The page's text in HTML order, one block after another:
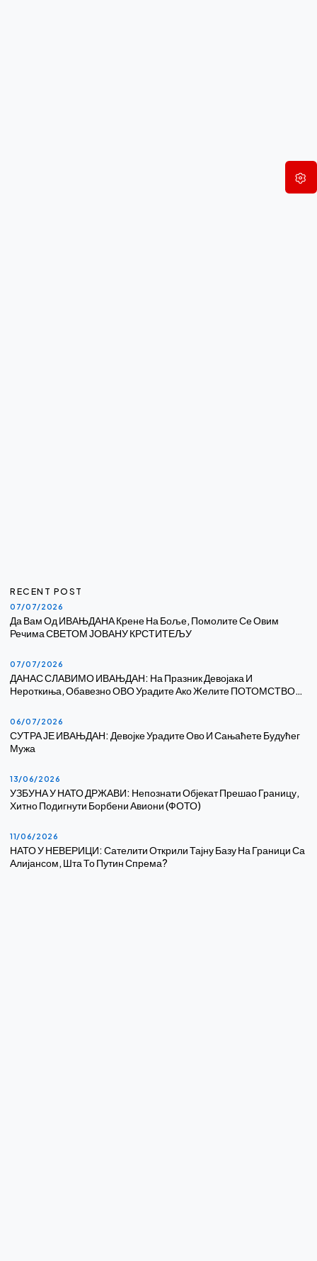
RECENT POST
07/07/2026
Да Вам Од ИВАЊДАНА Крене На Боље, Помолите Се Овим
Речима СВЕТОМ ЈОВАНУ КРСТИТЕЉУ
07/07/2026
ДАНАС СЛАВИМО ИВАЊДАН: На Празник Девојака И
Нероткиња, Обавезно ОВО Урадите Ако Желите ПОТОМСТВО…
06/07/2026
СУТРА ЈЕ ИВАЊДАН: Девојке Урадите Ово И Сањаћете Будућег
Мужа
13/06/2026
УЗБУНА У НАТО ДРЖАВИ: Непознати Објекат Прешао Границу,
Хитно Подигнути Борбени Авиони (ФОТО)
11/06/2026
НАТО У НЕВЕРИЦИ: Сателити Открили Тајну Базу На Граници Са
Алијансом, Шта То Путин Спрема?